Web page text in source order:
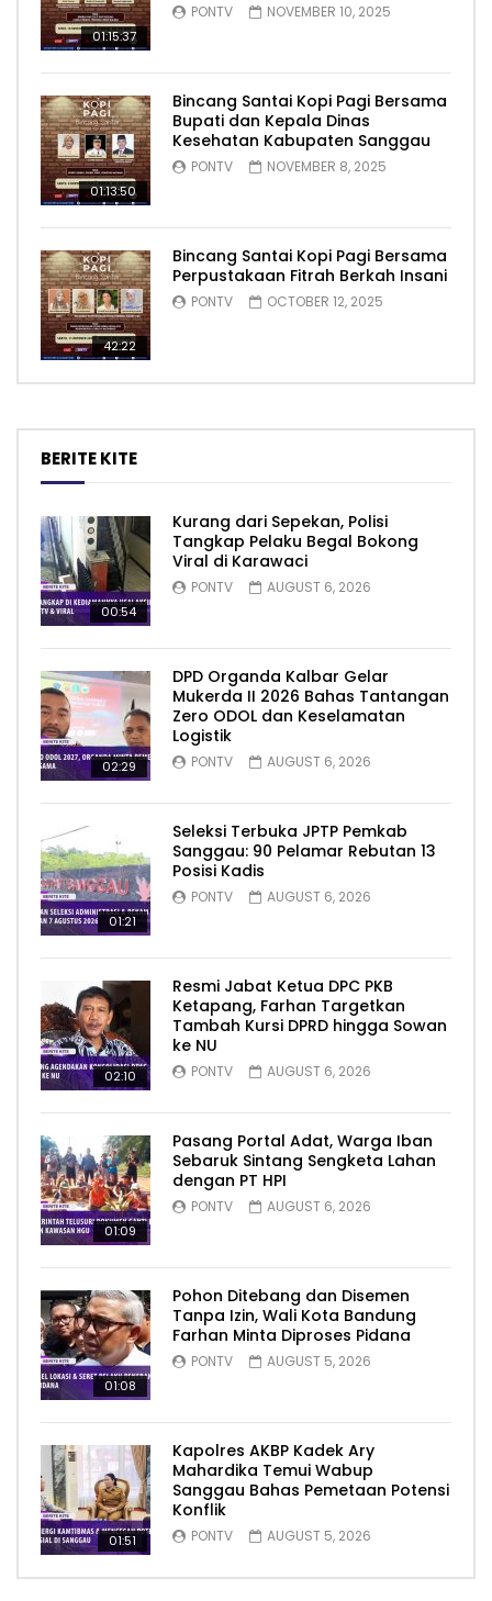
01:15:37
PONTV NOVEMBER 10, 2025
01:13:50
Bincang Santai Kopi Pagi Bersama
Bupati dan Kepala Dinas
Kesehatan Kabupaten Sanggau
PONTV NOVEMBER 8, 2025
42:22
Bincang Santai Kopi Pagi Bersama
Perpustakaan Fitrah Berkah Insani
PONTV OCTOBER 12, 2025
BERITE KITE
00:54
Kurang dari Sepekan, Polisi
Tangkap Pelaku Begal Bokong
Viral di Karawaci
PONTV AUGUST 6, 2026
02:29
DPD Organda Kalbar Gelar
Mukerda II 2026 Bahas Tantangan
Zero ODOL dan Keselamatan
Logistik
PONTV AUGUST 6, 2026
01:21
Seleksi Terbuka JPTP Pemkab
Sanggau: 90 Pelamar Rebutan 13
Posisi Kadis
PONTV AUGUST 6, 2026
02:10
Resmi Jabat Ketua DPC PKB
Ketapang, Farhan Targetkan
Tambah Kursi DPRD hingga Sowan
ke NU
PONTV AUGUST 6, 2026
01:09
Pasang Portal Adat, Warga Iban
Sebaruk Sintang Sengketa Lahan
dengan PT HPI
PONTV AUGUST 6, 2026
01:08
Pohon Ditebang dan Disemen
Tanpa Izin, Wali Kota Bandung
Farhan Minta Diproses Pidana
PONTV AUGUST 5, 2026
01:51
Kapolres AKBP Kadek Ary
Mahardika Temui Wabup
Sanggau Bahas Pemetaan Potensi
Konflik
PONTV AUGUST 5, 2026